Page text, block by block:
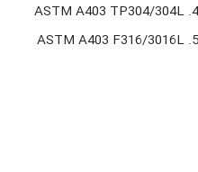
ASTM A403 TP304/304L
ASTM A403 F316/3016L